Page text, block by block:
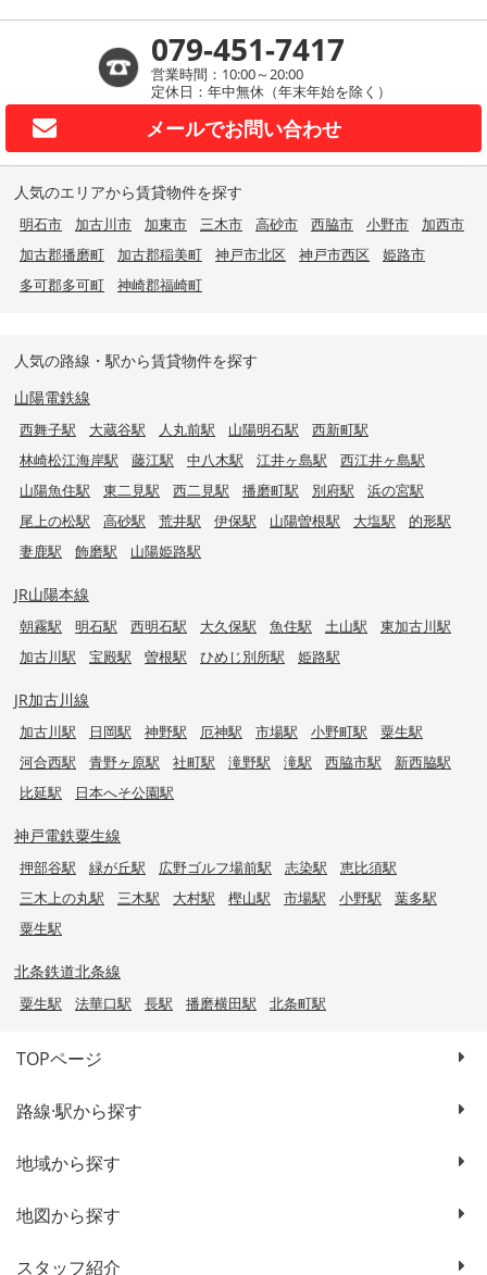
079-451-7417
営業時間：10:00～20:00
定休日：年中無休（年末年始を除く）
メールでお問い合わせ
人気のエリアから賃貸物件を探す
明石市 加古川市 加東市 三木市 高砂市 西脇市 小野市
加西市
加古郡播磨町
加古郡稲美町 神戸市北区 神戸市西区
姫路市
多可郡多可町
神崎郡福崎町
人気の路線・駅から賃貸物件を探す
山陽電鉄線
西舞子駅 大蔵谷駅 人丸前駅 山陽明石駅
西新町駅
林崎松江海岸駅
藤江駅 中八木駅 江井ヶ島駅
西江井ヶ島駅
山陽魚住駅
東二見駅 西二見駅 播磨町駅 別府駅
浜の宮駅
尾上の松駅
高砂駅 荒井駅 伊保駅 山陽曽根駅 大塩駅
的形駅
妻鹿駅
飾磨駅 山陽姫路駅
JR山陽本線
朝霧駅 明石駅 西明石駅 大久保駅 魚住駅 土山駅
東加古川駅
加古川駅
宝殿駅 曽根駅 ひめじ別所駅 姫路駅
JR加古川線
加古川駅 日岡駅 神野駅 厄神駅 市場駅 小野町駅
粟生駅
河合西駅
青野ヶ原駅 社町駅 滝野駅 滝駅 西脇市駅
新西脇駅
比延駅
日本へそ公園駅
神戸電鉄粟生線
押部谷駅 緑が丘駅 広野ゴルフ場前駅 志染駅
恵比須駅
三木上の丸駅
三木駅 大村駅 樫山駅 市場駅 小野駅
葉多駅
粟生駅
北条鉄道北条線
粟生駅 法華口駅 長駅 播磨横田駅 北条町駅
TOPページ
路線·駅から探す
地域から探す
地図から探す
スタッフ紹介